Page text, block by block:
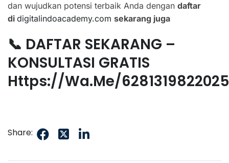
dan wujudkan potensi terbaik Anda dengan daftar
di digitalindoacademy.com sekarang juga
📞 DAFTAR SEKARANG –
KONSULTASI GRATIS
Https://wa.me/6281319822025
Share: